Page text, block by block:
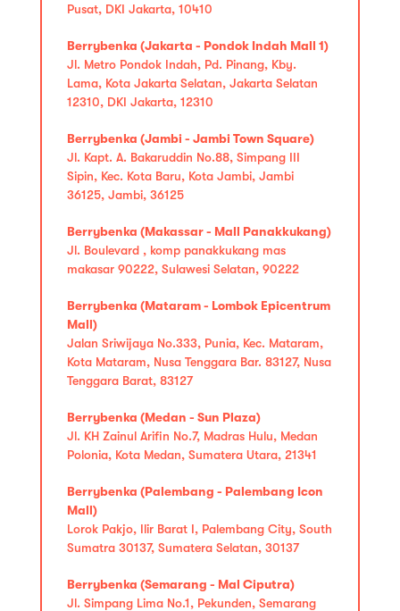
Pusat, DKI Jakarta, 10410
Berrybenka (Jakarta - Pondok Indah Mall 1)
Jl. Metro Pondok Indah, Pd. Pinang, Kby.
Lama, Kota Jakarta Selatan, Jakarta Selatan
12310, DKI Jakarta, 12310
Berrybenka (Jambi - Jambi Town Square)
Jl. Kapt. A. Bakaruddin No.88, Simpang III
Sipin, Kec. Kota Baru, Kota Jambi, Jambi
36125, Jambi, 36125
Berrybenka (Makassar - Mall Panakkukang)
Jl. Boulevard , komp panakkukang mas
makasar 90222, Sulawesi Selatan, 90222
Berrybenka (Mataram - Lombok Epicentrum
Mall)
Jalan Sriwijaya No.333, Punia, Kec. Mataram,
Kota Mataram, Nusa Tenggara Bar. 83127, Nusa
Tenggara Barat, 83127
Berrybenka (Medan - Sun Plaza)
Jl. KH Zainul Arifin No.7, Madras Hulu, Medan
Polonia, Kota Medan, Sumatera Utara, 21341
Berrybenka (Palembang - Palembang Icon
Mall)
Lorok Pakjo, Ilir Barat I, Palembang City, South
Sumatra 30137, Sumatera Selatan, 30137
Berrybenka (Semarang - Mal Ciputra)
Jl. Simpang Lima No.1, Pekunden, Semarang